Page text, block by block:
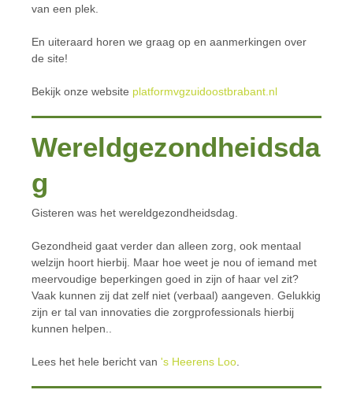
van een plek.
En uiteraard horen we graag op en aanmerkingen over
de site!
Bekijk onze website platformvgzuidoostbrabant.nl
Wereldgezondheidsda
g
Gisteren was het wereldgezondheidsdag.
Gezondheid gaat verder dan alleen zorg, ook mentaal
welzijn hoort hierbij. Maar hoe weet je nou of iemand met
meervoudige beperkingen goed in zijn of haar vel zit?
Vaak kunnen zij dat zelf niet (verbaal) aangeven. Gelukkig
zijn er tal van innovaties die zorgprofessionals hierbij
kunnen helpen..
Lees het hele bericht van 's Heerens Loo